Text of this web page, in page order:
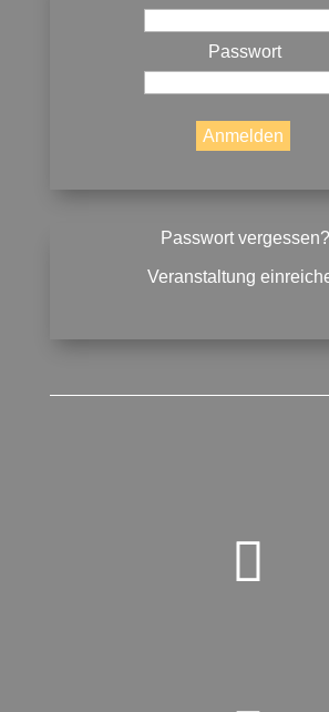
Passwort
Passwort vergessen?
Veranstaltung